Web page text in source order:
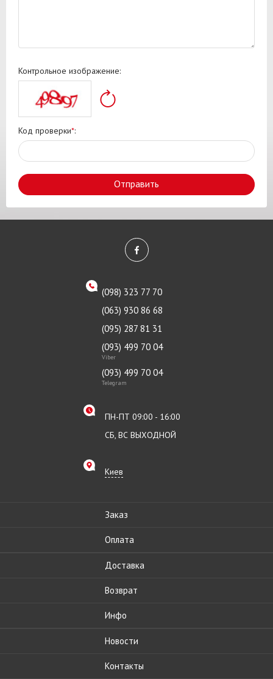
Контрольное изображение:
Код проверки*:
Отправить
(098) 323 77 70
(063) 930 86 68
(095) 287 81 31
(093) 499 70 04
Viber
(093) 499 70 04
Telegram
ПН-ПТ 09:00 - 16:00
СБ, ВС ВЫХОДНОЙ
Киев
Заказ
Оплата
Доставка
Возврат
Инфо
Новости
Контакты